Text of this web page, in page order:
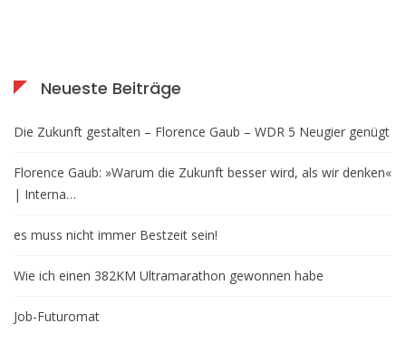
Neueste Beiträge
Die Zukunft gestalten – Florence Gaub – WDR 5 Neugier genügt
Florence Gaub: »Warum die Zukunft besser wird, als wir denken«
| Interna…
es muss nicht immer Bestzeit sein!
Wie ich einen 382KM Ultramarathon gewonnen habe
Job-Futuromat